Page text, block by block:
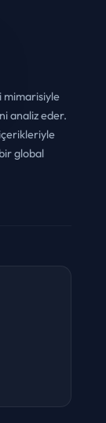
mimarisiyle
analiz eder.
global